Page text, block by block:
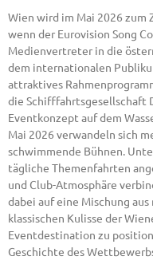
Wien wird im Mai 2026 zum
wenn der Eurovision Song
Medienvertreter in die
dem internationalen
attraktives
die Schifffahrtsgesellschaft
Eventkonzept auf dem
Mai 2026 verwandeln sich
schwimmende Bühnen.
tägliche Themenfahrten
und Club-Atmosphäre
dabei auf eine Mischung
klassischen Kulisse der
Eventdestination zu
Geschichte des